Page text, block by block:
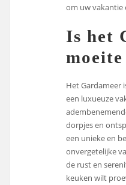
om uw vakantie
Is het
Het Gardameer
een luxueuze
dorpjes en
een unieke en
onvergetelijke
de rust en
keuken wilt